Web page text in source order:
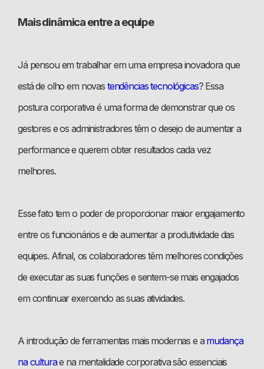
Mais dinâmica entre a equipe
Já pensou em trabalhar em uma empresa inovadora que
está de olho em novas tendências tecnológicas? Essa
postura corporativa é uma forma de demonstrar que os
gestores e os administradores têm o desejo de aumentar a
performance e querem obter resultados cada vez
melhores.
Esse fato tem o poder de proporcionar maior engajamento
entre os funcionários e de aumentar a produtividade das
equipes. Afinal, os colaboradores têm melhores condições
de executar as suas funções e sentem-se mais engajados
em continuar exercendo as suas atividades.
A introdução de ferramentas mais modernas e a mudança
na culturae na mentalidade corporativa são essenciais